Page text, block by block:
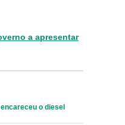
a apresentar
o diesel